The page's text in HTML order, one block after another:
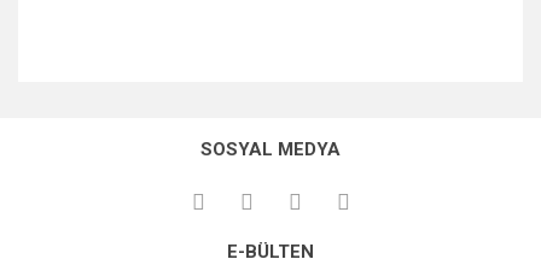
kullanarak tarafımıza iletebilirsiniz.
Görüş ve önerileriniz için teşekkür ederiz.
Ürün açıklamasında eksik bilgiler bulunuyor.
SOSYAL MEDYA
E-BÜLTEN